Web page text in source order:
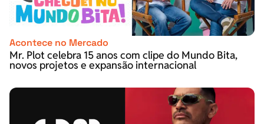
Acontece no Mercado
Mr. Plot celebra 15 anos com clipe do Mundo Bita,
novos projetos e expansão internacional